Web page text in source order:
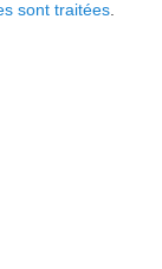
sont traitées